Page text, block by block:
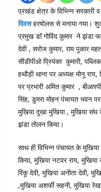
प्रखंड क्षेत्र के विभिन्न सरकारी
दिवसहरषोलस से मनाया गया।
प्रमुख डॉ गोविंद कुमार ने झंडा
देवी , सरोज कुमार, राम पुकार
सीडीपीओ प्रियंका कुमारी,
हथौड़ी थाना पर अध्यक्ष मोनू
पर प्रभारी अमित कुमार ,
सिंह, डुमरा मोहन पंचायत भवन
मुखिया दुखा मुखिया , मुखिया
झंडा तोलन किया।
साथ ही विभिन्न पंचायत के
किया, मुखिया नटवर राय, मुखिया
रिंकू देवी, मुखिया अनीता देवी,
,मुखिया अशर्फी सहनी, मुखिया